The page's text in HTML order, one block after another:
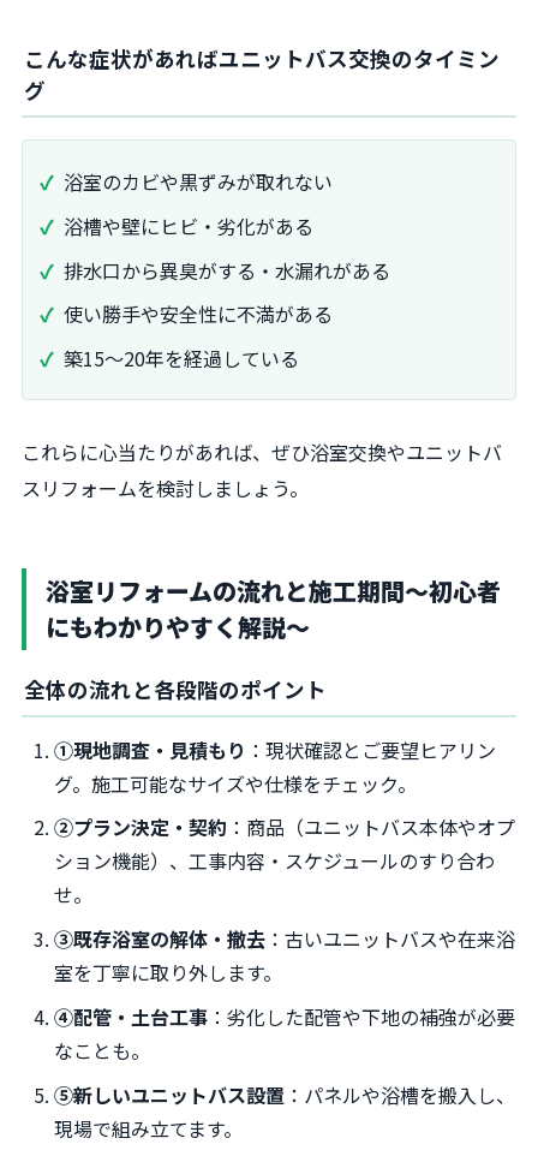
こんな症状があればユニットバス交換のタイミン
グ
浴室のカビや黒ずみが取れない
浴槽や壁にヒビ・劣化がある
排水口から異臭がする・水漏れがある
使い勝手や安全性に不満がある
築15～20年を経過している
これらに心当たりがあれば、ぜひ浴室交換やユニットバ
スリフォームを検討しましょう。
浴室リフォームの流れと施工期間～初心者
にもわかりやすく解説～
全体の流れと各段階のポイント
①現地調査・見積もり ：現状確認とご要望ヒアリン
グ。施工可能なサイズや仕様をチェック。
②プラン決定・契約 ：商品（ユニットバス本体やオプ
ション機能）、工事内容・スケジュールのすり合わ
せ。
③既存浴室の解体・撤去 ：古いユニットバスや在来浴
室を丁寧に取り外します。
④配管・土台工事 ：劣化した配管や下地の補強が必要
なことも。
⑤新しいユニットバス設置 ：パネルや浴槽を搬入し、
現場で組み立てます。